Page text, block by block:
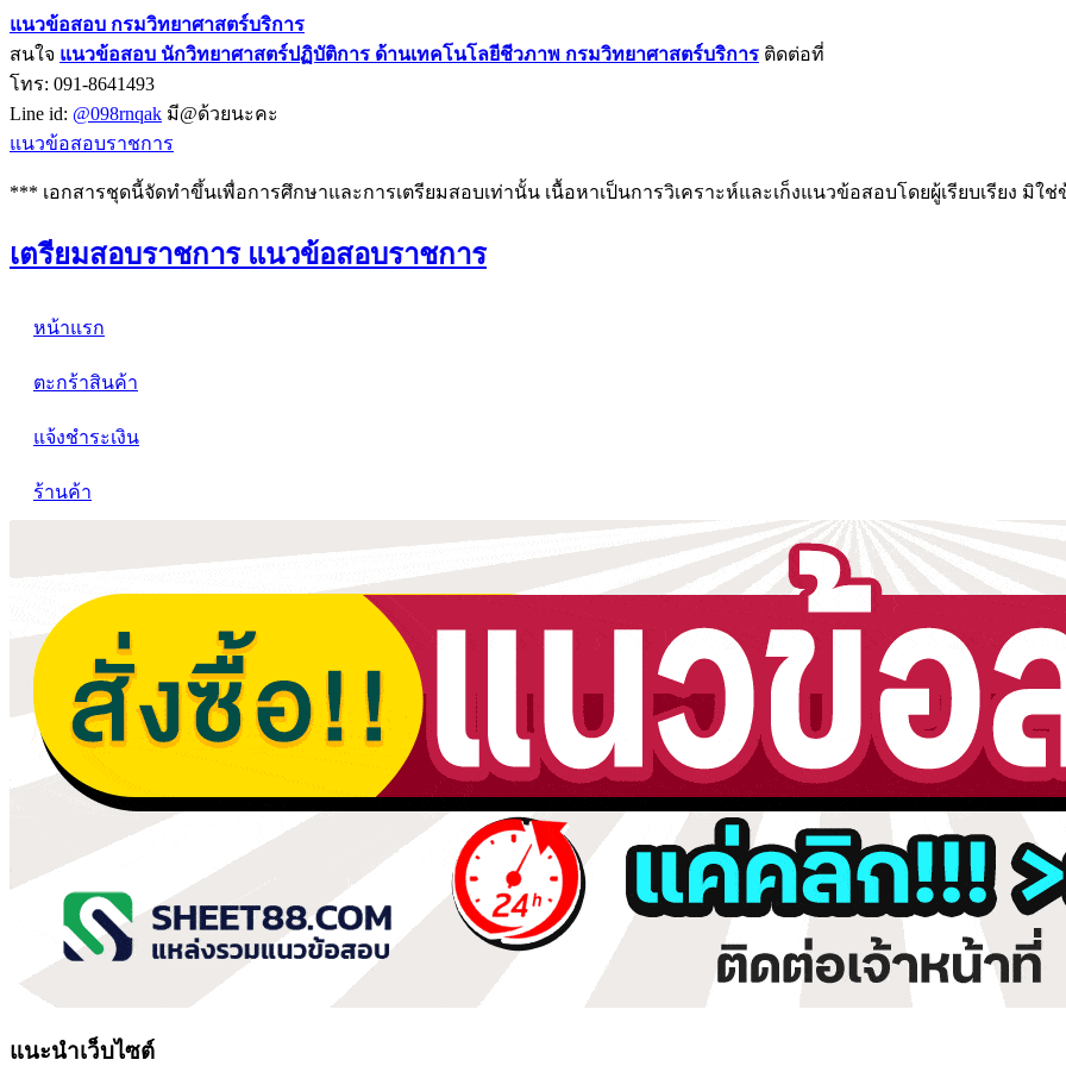
แนวข้อสอบ กรมวิทยาศาสตร์บริการ
สนใจ แนวข้อสอบ นักวิทยาศาสตร์ปฏิบัติการ ด้านเทคโนโลยีชีวภาพ กรมวิทยาศาสตร์บริการ ติดต่อที่
โทร: 091-8641493
Line id: @098rnqak มี@ด้วยนะคะ
แนวข้อสอบราชการ
*** เอกสารชุดนี้จัดทำขึ้นเพื่อการศึกษาและการเตรียมสอบเท่านั้น เนื้อหาเป็นการวิเคราะห์และเก็งแนวข้อสอบโดยผู้เรียบเรียง มิใ
เตรียมสอบราชการ แนวข้อสอบราชการ
หน้าแรก
ตะกร้าสินค้า
แจ้งชำระเงิน
ร้านค้า
แนะนำเว็บไซต์